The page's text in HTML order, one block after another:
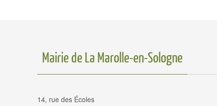
Mairie de La Marolle-en-Sologne
14, rue des Écoles